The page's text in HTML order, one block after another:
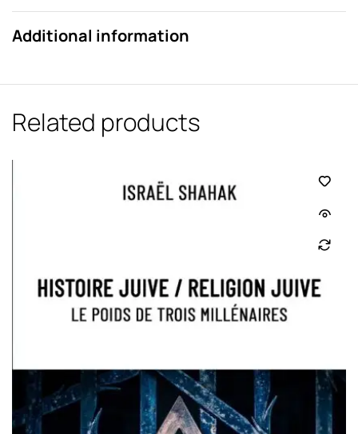
Additional information
Related products